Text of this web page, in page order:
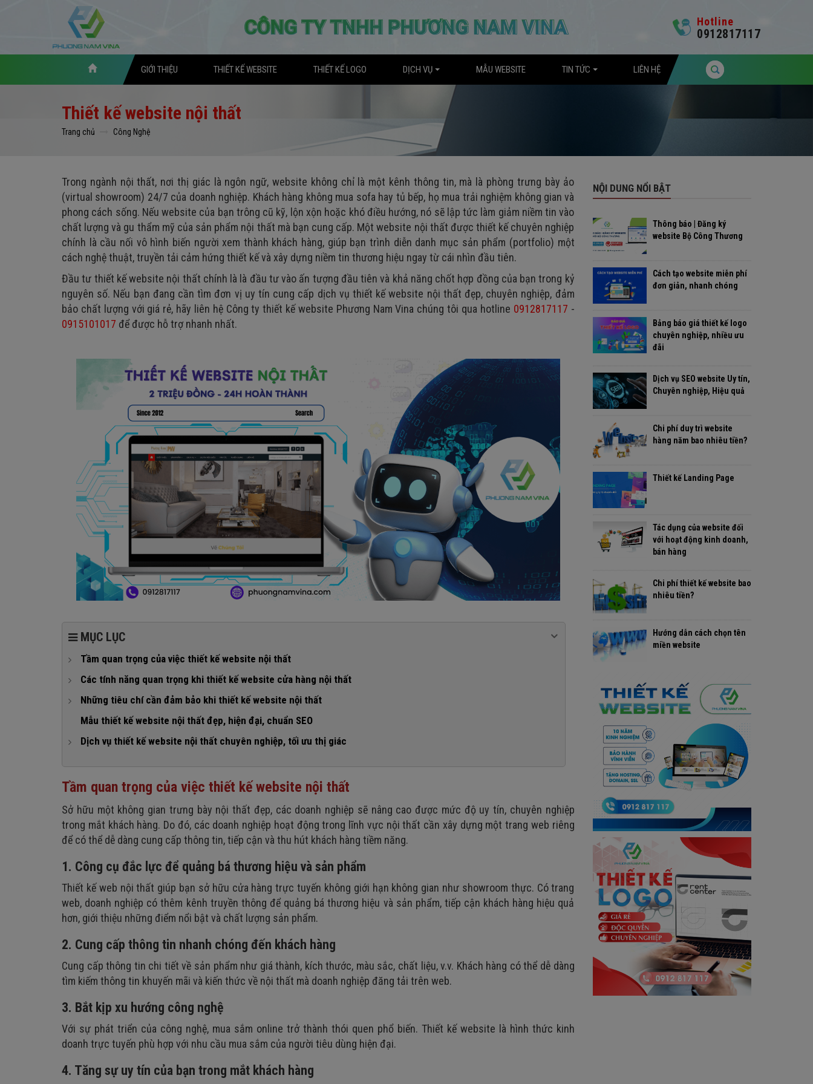
Hotline
0912817117
GIỚI THIỆU THIẾT KẾ WEBSITE THIẾT KẾ LOGO DỊCH VỤ MẪU WEBSITE TIN TỨC LIÊN HỆ
Thiết kế website nội thất
Trang chủ Công Nghệ
Trong ngành nội thất, nơi thị giác là ngôn ngữ, website không chỉ là một kênh thông tin, mà là phòng trưng bày ảo
(virtual showroom) 24/7 của doanh nghiệp. Khách hàng không mua sofa hay tủ bếp, họ mua trải nghiệm không gian và
phong cách sống. Nếu website của bạn trông cũ kỹ, lộn xộn hoặc khó điều hướng, nó sẽ lập tức làm giảm niềm tin vào
chất lượng và gu thẩm mỹ của sản phẩm nội thất mà bạn cung cấp. Một website nội thất được thiết kế chuyên nghiệp
chính là cầu nối vô hình biến người xem thành khách hàng, giúp bạn trình diễn danh mục sản phẩm (portfolio) một
cách nghệ thuật, truyền tải cảm hứng thiết kế và xây dựng niềm tin thương hiệu ngay từ cái nhìn đầu tiên.
Đầu tư thiết kế website nội thất chính là là đầu tư vào ấn tượng đầu tiên và khả năng chốt hợp đồng của bạn trong kỷ
nguyên số. Nếu bạn đang cần tìm đơn vị uy tín cung cấp dịch vụ thiết kế website nội thất đẹp, chuyên nghiệp, đảm
bảo chất lượng với giá rẻ, hãy liên hệ Công ty thiết kế website Phương Nam Vina chúng tôi qua hotline 0912817117 -
0915101017 để được hỗ trợ nhanh nhất.
MỤC LỤC
Tầm quan trọng của việc thiết kế website nội thất
1. Công cụ đắc lực để quảng bá thương hiệu và sản phẩm
2. Cung cấp thông tin nhanh chóng đến khách hàng
3. Bắt kịp xu hướng công nghệ
4. Tăng sự uy tín của bạn trong mắt khách hàng
Các tính năng quan trọng khi thiết kế website cửa hàng nội thất
1. Trang chủ
2. Giới thiệu
3. Sản phẩm, dịch vụ nổi bật
6. Liên hệ
7. Chức năng quản lý
Những tiêu chí cần đảm bảo khi thiết kế website nội thất
1. Đẹp, ấn tượng
2. Tốc độ truy cập nhanh
4. Thiết kế web nội thất chuẩn SEO
5. Tối ưu UI/UX
6. Hoạt động ổn định
7. Tính bảo mật cao
Mẫu thiết kế website nội thất đẹp, hiện đại, chuẩn SEO
Dịch vụ thiết kế website nội thất chuyên nghiệp, tối ưu thị giác
Tầm quan trọng của việc thiết kế website nội thất
Sở hữu một không gian trưng bày nội thất đẹp, các doanh nghiệp sẽ nâng cao được mức độ uy tín, chuyên nghiệp
trong mắt khách hàng. Do đó, các doanh nghiệp hoạt động trong lĩnh vực nội thất cần xây dựng một trang web riêng
để có thể dễ dàng cung cấp thông tin, tiếp cận và thu hút khách hàng tiềm năng.
1. Công cụ đắc lực để quảng bá thương hiệu và sản phẩm
Thiết kế web nội thất giúp bạn sở hữu cửa hàng trực tuyến không giới hạn không gian như showroom thực. Có trang
web, doanh nghiệp có thêm kênh truyền thông để quảng bá thương hiệu và sản phẩm, tiếp cận khách hàng hiệu quả
hơn, giới thiệu những điểm nổi bật và chất lượng sản phẩm.
2. Cung cấp thông tin nhanh chóng đến khách hàng
Cung cấp thông tin chi tiết về sản phẩm như giá thành, kích thước, màu sắc, chất liệu, v.v. Khách hàng có thể dễ dàng
tìm kiếm thông tin khuyến mãi và kiến thức về nội thất mà doanh nghiệp đăng tải trên web.
3. Bắt kịp xu hướng công nghệ
Với sự phát triển của công nghệ, mua sắm online trở thành thói quen phổ biến. Thiết kế website là hình thức kinh
doanh trực tuyến phù hợp với nhu cầu mua sắm của người tiêu dùng hiện đại.
4. Tăng sự uy tín của bạn trong mắt khách hàng
NỘI DUNG NỔI BẬT
Thông báo | Đăng ký
website Bộ Công Thương
Cách tạo website miễn phí
đơn giản, nhanh chóng
Bảng báo giá thiết kế logo
chuyên nghiệp, nhiều ưu
đãi
Dịch vụ SEO website Uy tín,
Chuyên nghiệp, Hiệu quả
Chi phí duy trì website
hàng năm bao nhiêu tiền?
Thiết kế Landing Page
Tác dụng của website đối
với hoạt động kinh doanh,
bán hàng
Chi phí thiết kế website bao
nhiêu tiền?
Hướng dẫn cách chọn tên
miền website